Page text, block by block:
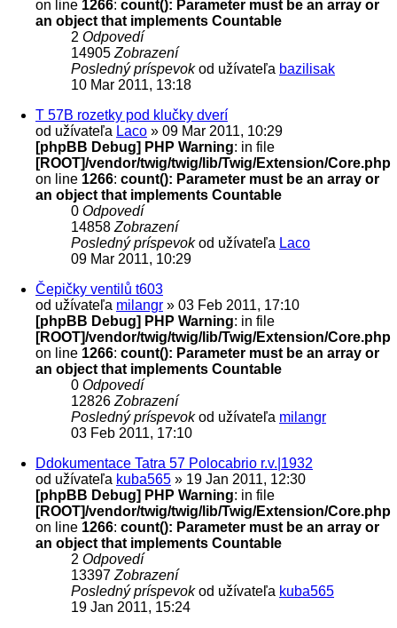
on line 1266: count(): Parameter must be an array or
an object that implements Countable
2 Odpovedí
14905 Zobrazení
Posledný príspevokod užívateľa bazilisak
10 Mar 2011, 13:18
T 57B rozetky pod klučky dverí
od užívateľa Laco » 09 Mar 2011, 10:29
[phpBB Debug] PHP Warning: in file
[ROOT]/vendor/twig/twig/lib/Twig/Extension/Core.php
on line 1266: count(): Parameter must be an array or
an object that implements Countable
0 Odpovedí
14858 Zobrazení
Posledný príspevokod užívateľa Laco
09 Mar 2011, 10:29
Čepičky ventilů t603
od užívateľa milangr » 03 Feb 2011, 17:10
[phpBB Debug] PHP Warning: in file
[ROOT]/vendor/twig/twig/lib/Twig/Extension/Core.php
on line 1266: count(): Parameter must be an array or
an object that implements Countable
0 Odpovedí
12826 Zobrazení
Posledný príspevokod užívateľa milangr
03 Feb 2011, 17:10
Ddokumentace Tatra 57 Polocabrio r.v.|1932
od užívateľa kuba565 » 19 Jan 2011, 12:30
[phpBB Debug] PHP Warning: in file
[ROOT]/vendor/twig/twig/lib/Twig/Extension/Core.php
on line 1266: count(): Parameter must be an array or
an object that implements Countable
2 Odpovedí
13397 Zobrazení
Posledný príspevokod užívateľa kuba565
19 Jan 2011, 15:24